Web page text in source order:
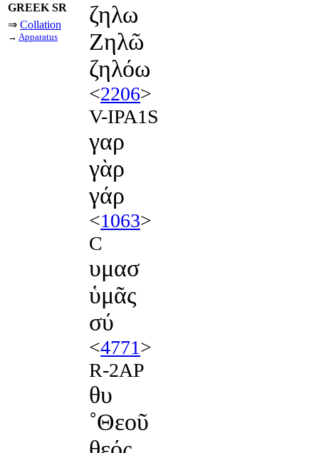
GREEK SR
⇒ Collation
→ Apparatus
ζηλω
Ζηλῶ
ζηλόω
<2206>
V-IPA1S
γαρ
γὰρ
γάρ
<1063>
C
υμασ
ὑμᾶς
σύ
<4771>
R-2AP
θυ
˚Θεοῦ